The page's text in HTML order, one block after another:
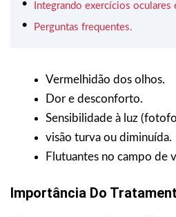
Integrando exercícios oculares
Perguntas frequentes.
Vermelhidão dos olhos.
Dor e desconforto.
Sensibilidade à luz
visão turva ou diminuída.
Flutuantes no campo de
Importância Do